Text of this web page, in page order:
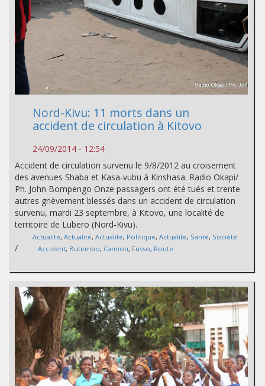
Nord-Kivu: 11 morts dans un
accident de circulation à Kitovo
24/09/2014 - 12:54
Accident de circulation survenu le 9/8/2012 au croisement
des avenues Shaba et Kasa-vubu à Kinshasa. Radio Okapi/
Ph. John Bompengo Onze passagers ont été tués et trente
autres grièvement blessés dans un accident de circulation
survenu, mardi 23 septembre, à Kitovo, une localité de
territoire de Lubero (Nord-Kivu).
Actualité, Actualité, Actualité, Politique, Actualité, Santé, Société
/ Accident, Butembo, Camion, Fusso, Route